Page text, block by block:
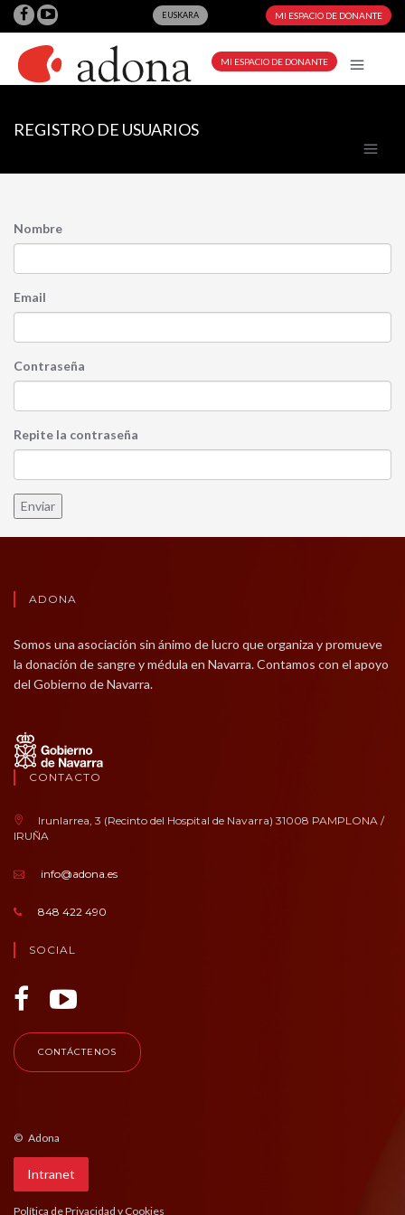
EUSKARA MI ESPACIO DE DONANTE
MI ESPACIO DE DONANTE
REGISTRO DE USUARIOS
Nombre
Email
Contraseña
Repite la contraseña
Enviar
ADONA
Somos una asociación sin ánimo de lucro que organiza y promueve
la donación de sangre y médula en Navarra. Contamos con el apoyo
del Gobierno de Navarra.
CONTACTO
Irunlarrea, 3 (Recinto del Hospital de Navarra) 31008 PAMPLONA /
IRUÑA
info@adona.es
848 422 490
SOCIAL
CONTÁCTENOS
© Adona
Intranet
Política de Privacidad y Cookies